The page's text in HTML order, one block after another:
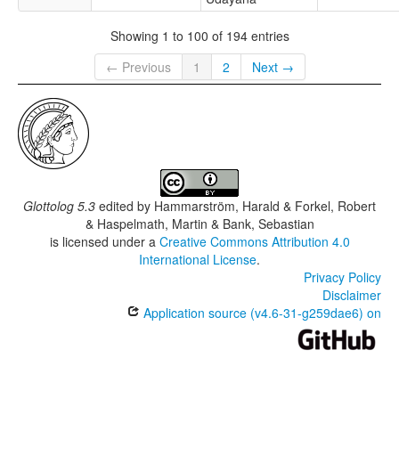
Showing 1 to 100 of 194 entries
← Previous
1 2 Next →
Glottolog 5.3 edited by Hammarström, Harald & Forkel, Robert
& Haspelmath, Martin & Bank, Sebastian
is licensed under a Creative Commons Attribution 4.0
International License.
Privacy Policy
Disclaimer
Application source (v4.6-31-g259dae6) on